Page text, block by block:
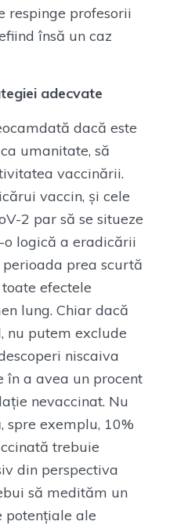
respinge profesorii
însă un caz
adecvate
dacă este
umanitate, să
vaccinării.
vaccin, și cele
2 par să se situeze
logică a eradicării
prea scurtă
efectele
lung. Chiar dacă
nu putem exclude
niscaiva
a avea un procent
nevaccinat. Nu
spre exemplu, 10%
trebuie
din perspectiva
să medităm un
potențiale ale